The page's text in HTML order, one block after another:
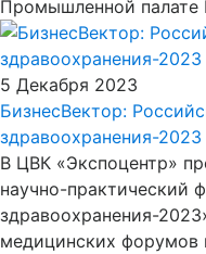
Промышленной палате
5 Декабря 2023
БизнесВектор:
здравоохранения-2023
В ЦВК «Экспоцентр»
научно-практический
здравоохранения-
медицинских форумов